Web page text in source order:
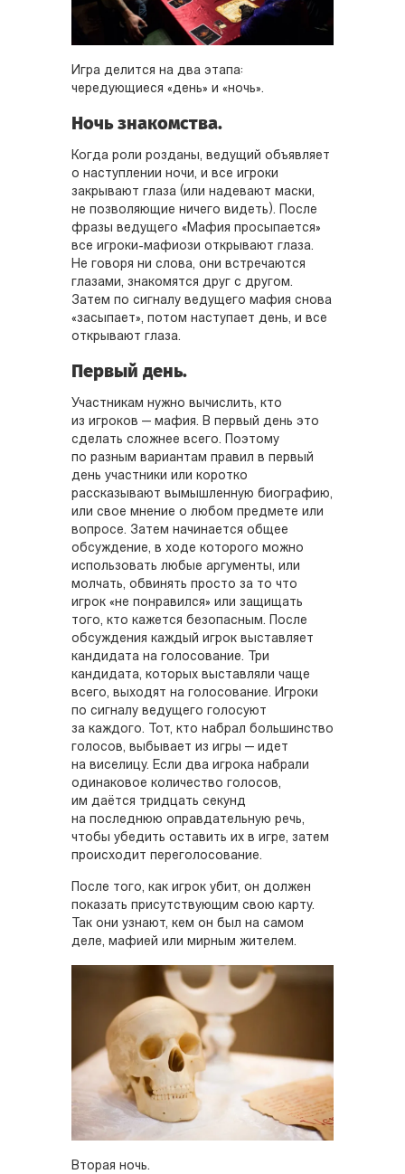
Игра делится на два этапа:
чередующиеся «день» и «ночь».
Ночь знакомства.
Когда роли розданы, ведущий объявляет
о наступлении ночи, и все игроки
закрывают глаза (или надевают маски,
не позволяющие ничего видеть). После
фразы ведущего «Мафия просыпается»
все игроки-мафиози открывают глаза.
Не говоря ни слова, они встречаются
глазами, знакомятся друг с другом.
Затем по сигналу ведущего мафия снова
«засыпает», потом наступает день, и все
открывают глаза.
Первый день.
Участникам нужно вычислить, кто
из игроков — мафия. В первый день это
сделать сложнее всего. Поэтому
по разным вариантам правил в первый
день участники или коротко
рассказывают вымышленную биографию,
или свое мнение о любом предмете или
вопросе. Затем начинается общее
обсуждение, в ходе которого можно
использовать любые аргументы, или
молчать, обвинять просто за то что
игрок «не понравился» или защищать
того, кто кажется безопасным. После
обсуждения каждый игрок выставляет
кандидата на голосование. Три
кандидата, которых выставляли чаще
всего, выходят на голосование. Игроки
по сигналу ведущего голосуют
за каждого. Тот, кто набрал большинство
голосов, выбывает из игры — идет
на виселицу. Если два игрока набрали
одинаковое количество голосов,
им даётся тридцать секунд
на последнюю оправдательную речь,
чтобы убедить оставить их в игре, затем
происходит переголосование.
После того, как игрок убит, он должен
показать присутствующим свою карту.
Так они узнают, кем он был на самом
деле, мафией или мирным жителем.
Вторая ночь.